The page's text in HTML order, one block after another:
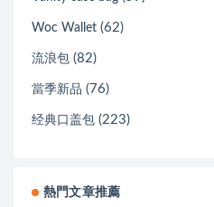
Woc Wallet (62)
流浪包 (82)
當季新品 (76)
经典口盖包 (223)
熱門文章推薦